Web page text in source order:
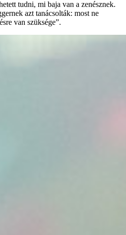
tudni, mi baja van a zenésznek.
azt tanácsolták: most ne
van szüksége”.